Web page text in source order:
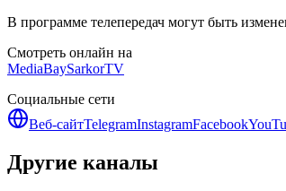
В программе телепередач могут быть
Смотреть онлайн на
MediaBaySarkorTV
Социальные сети
Веб-сайтTelegramInstagramFacebook
Другие каналы